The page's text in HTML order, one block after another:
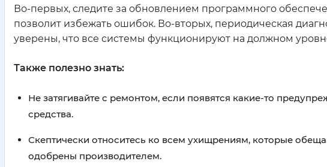
Во-первых, следите за обновлением программного
позволит избежать ошибок. Во-вторых, периодическая
уверены, что все системы функционируют на должном
Также полезно знать:
Не затягивайте с ремонтом, если появятся какие-то
средства.
Скептически относитесь ко всем ухищрениям, которые
одобрены производителем.